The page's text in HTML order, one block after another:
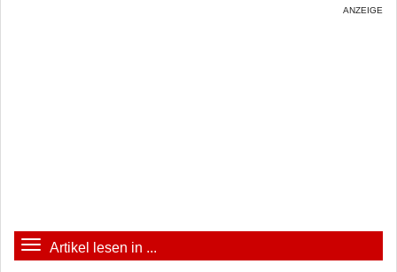
ANZEIGE
Artikel lesen in ...